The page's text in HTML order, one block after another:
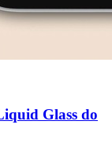
Glass do